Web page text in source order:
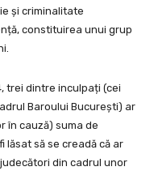
și criminalitate
constituirea unui grup
trei dintre inculpați (cei
Baroului București) ar
în cauză) suma de
lăsat să se creadă că ar
din cadrul unor